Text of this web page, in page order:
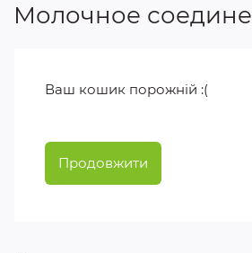
Молочное
Ваш кошик порожній :(
Продовжити